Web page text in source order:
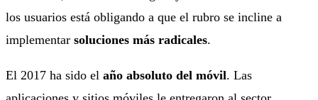
los usuarios está obligando a que el rubro se incline a
implementar soluciones más radicales.
El 2017 ha sido el año absoluto del móvil. Las